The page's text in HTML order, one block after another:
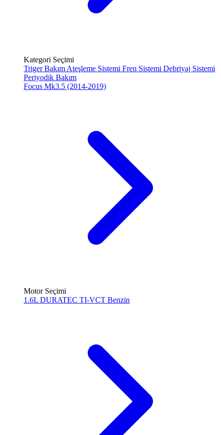
Kategori Seçimi
Triger Bakım Ateşleme Sistemi Fren Sistemi Debriyaj Sistemi
Periyodik Bakım
Focus Mk3.5 (2014-2019)
Motor Seçimi
1.6L DURATEC TI-VCT Benzin